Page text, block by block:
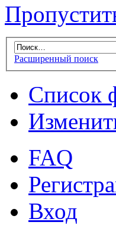
Расширенный поиск
Список
FAQ
Вход